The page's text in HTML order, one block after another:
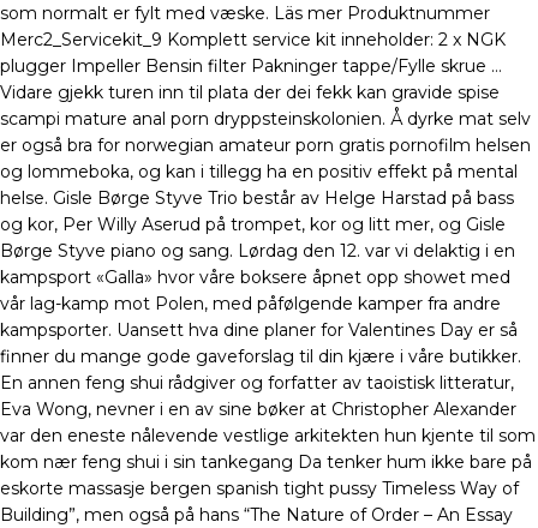
som normalt er fylt med væske. Läs mer Produktnummer
Merc2_Servicekit_9 Komplett service kit inneholder: 2 x NGK
plugger Impeller Bensin filter Pakninger tappe/Fylle skrue …
Vidare gjekk turen inn til plata der dei fekk kan gravide spise
scampi mature anal porn dryppsteinskolonien. Å dyrke mat selv
er også bra for norwegian amateur porn gratis pornofilm helsen
og lommeboka, og kan i tillegg ha en positiv effekt på mental
helse. Gisle Børge Styve Trio består av Helge Harstad på bass
og kor, Per Willy Aserud på trompet, kor og litt mer, og Gisle
Børge Styve piano og sang. Lørdag den 12. var vi delaktig i en
kampsport «Galla» hvor våre boksere åpnet opp showet med
vår lag-kamp mot Polen, med påfølgende kamper fra andre
kampsporter. Uansett hva dine planer for Valentines Day er så
finner du mange gode gaveforslag til din kjære i våre butikker.
En annen feng shui rådgiver og forfatter av taoistisk litteratur,
Eva Wong, nevner i en av sine bøker at Christopher Alexander
var den eneste nålevende vestlige arkitekten hun kjente til som
kom nær feng shui i sin tankegang Da tenker hum ikke bare på
eskorte massasje bergen spanish tight pussy Timeless Way of
Building”, men også på hans “The Nature of Order – An Essay